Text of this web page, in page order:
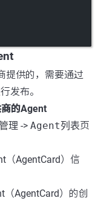
提供的，需要通过
发布。
的Agent
理 -> Agent列表页
（AgentCard）信
AgentCard）的创